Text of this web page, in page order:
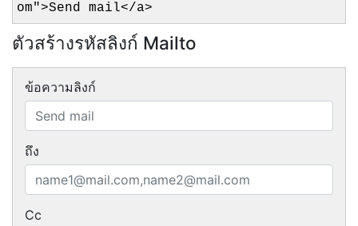
om">Send mail</a>
ตัวสร้างรหัสลิงก์ Mailto
ข้อความลิงก์
ถึง
Cc